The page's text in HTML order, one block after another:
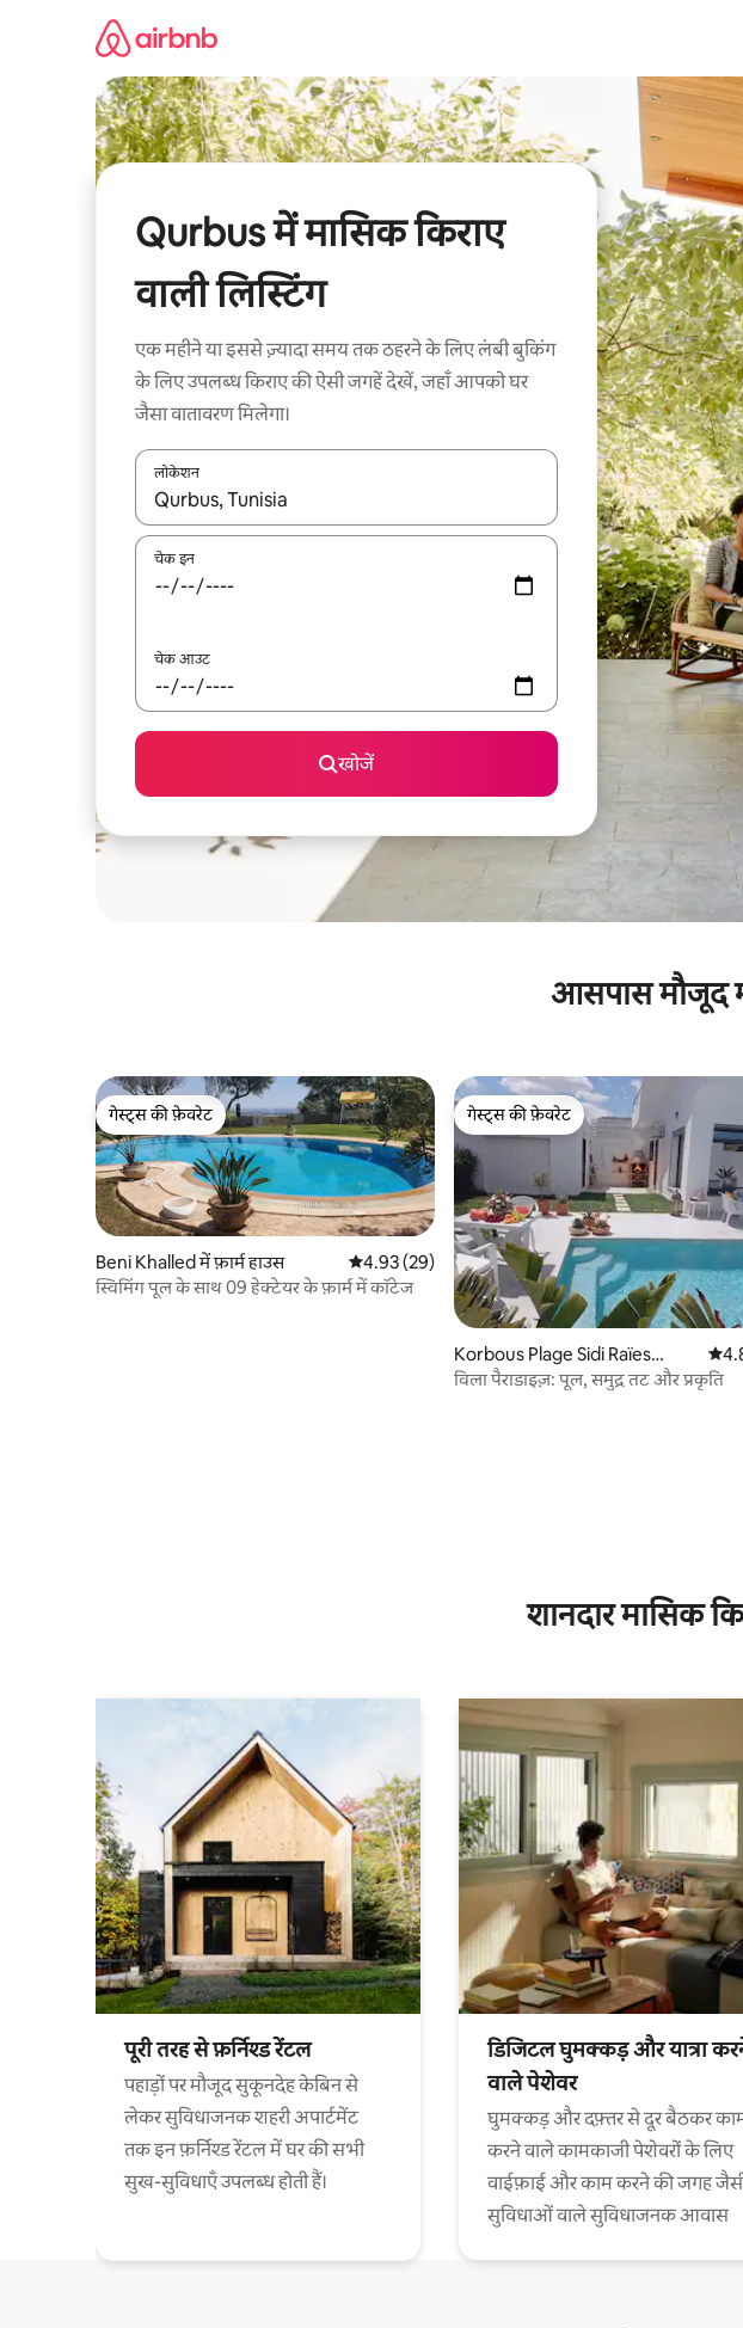
Qurbus में मासिक किराए
वाली लिस्टिंग
एक महीने या इससे ज़्यादा समय तक ठहरने के लिए लंबी बुकिंग
के लिए उपलब्ध किराए की ऐसी जगहें देखें, जहाँ आपको घर
जैसा वातावरण मिलेगा।
लोकेशन
नतीजों के उपलब्ध होने पर, अप और डाउन 'ऐरो की' का इस्तेमाल करके नेविगेट करें या टच या
चेक इन
चेक आउट
खोजें
आसपास मौजूद
गेस्ट्स की फ़ेवरेट
गेस्ट्स की फ़ेवरेट
Beni Khalled में फ़ार्म हाउस औसत रेटिंग 5 में से 4.93, 29 समीक्षाएँ
4.93 (29)
स्विमिंग पूल के साथ 09 हेक्टेयर के फ़ार्म में कॉटेज
गेस्ट्स की फ़ेवरेट
गेस्ट्स की फ़ेवरेट
Korbous Plage Sidi Raïes
में कोठी
औसत
विला पैराडाइज़: पूल, समुद्र तट और प्रकृति
शानदार मासिक
पूरी तरह से फ़र्निश्ड रेंटल
पहाड़ों पर मौजूद सुकूनदेह केबिन से
लेकर सुविधाजनक शहरी अपार्टमेंट
तक इन फ़र्निश्ड रेंटल में घर की सभी
सुख-सुविधाएँ उपलब्ध होती हैं।
डिजिटल घुमक्कड़ और यात्रा
वाले पेशेवर
घुमक्कड़ और दफ़्तर से दूर बैठकर
करने वाले कामकाजी पेशेवरों के लिए
वाईफ़ाई और काम करने की जगह
सुविधाओं वाले सुविधाजनक आवास